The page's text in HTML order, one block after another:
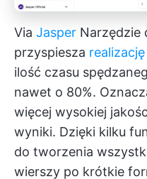
Via Jasper Narzędzie
przyspiesza
ilość czasu
nawet o 80%.
więcej wysokiej
wyniki. Dzięki kilku
do tworzenia
wierszy po krótkie